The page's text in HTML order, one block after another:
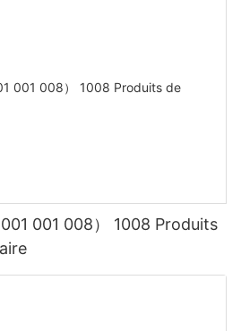
001 008） 1008 Produits